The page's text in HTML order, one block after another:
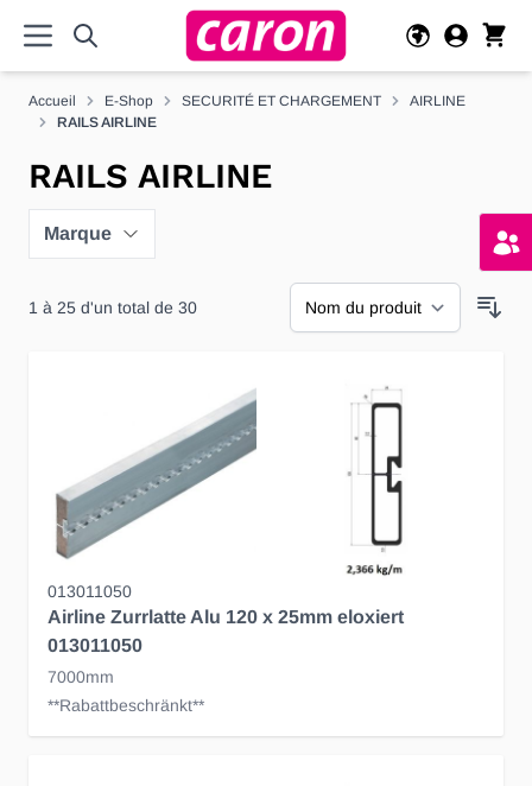
Accueil E-Shop SECURITÉ ET CHARGEMENT
AIRLINE
RAILS AIRLINE
RAILS AIRLINE
Marque
1 à 25 d'un total de 30
013011050
Airline Zurrlatte Alu 120 x 25mm eloxiert
013011050
7000mm
**Rabattbeschränkt**